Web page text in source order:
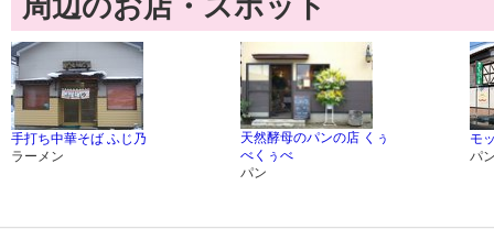
手打ち中華そば ふじ乃
ラーメン
天然酵母のパンの店 くぅ
べくぅべ
パン
モ
パ